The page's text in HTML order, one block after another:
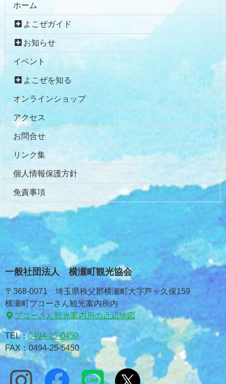
ホーム
よこぜガイド
お知らせ
イベント
よこぜを知る
オンラインショップ
アクセス
お問合せ
リンク集
個人情報保護方針
免責事項
一般社団法人 横瀬町観光協会
〒368-0071 埼玉県秩父郡横瀬町大字芦ヶ久保159
横瀬町ブコーさん観光案内所内
ブコーさん観光案内所の近辺地図
TEL：0494-25-0450
FAX：0494-25-5450